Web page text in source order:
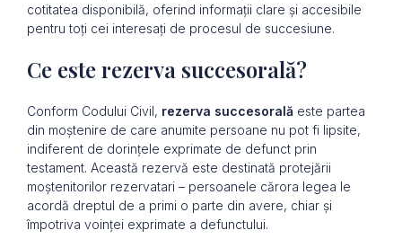
cotitatea disponibilă, oferind informații clare și accesibile
pentru toți cei interesați de procesul de succesiune.
Ce este rezerva succesorală?
Conform Codului Civil, rezerva succesorală este partea
din moștenire de care anumite persoane nu pot fi lipsite,
indiferent de dorințele exprimate de defunct prin
testament. Această rezervă este destinată protejării
moștenitorilor rezervatari – persoanele cărora legea le
acordă dreptul de a primi o parte din avere, chiar și
împotriva voinței exprimate a defunctului.